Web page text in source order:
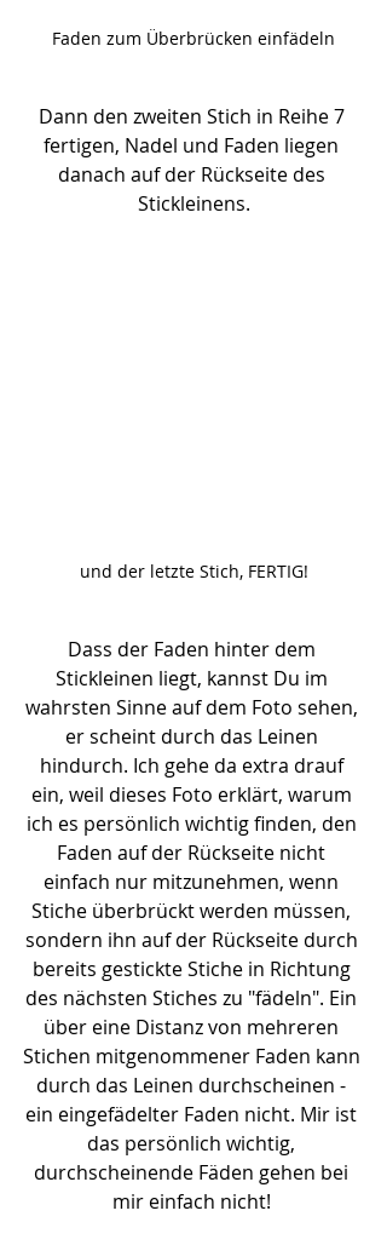
Faden zum Überbrücken einfädeln
Dann den zweiten Stich in Reihe 7
fertigen, Nadel und Faden liegen
danach auf der Rückseite des
Stickleinens.
und der letzte Stich, FERTIG!
Dass der Faden hinter dem
Stickleinen liegt, kannst Du im
wahrsten Sinne auf dem Foto sehen,
er scheint durch das Leinen
hindurch. Ich gehe da extra drauf
ein, weil dieses Foto erklärt, warum
ich es persönlich wichtig finden, den
Faden auf der Rückseite nicht
einfach nur mitzunehmen, wenn
Stiche überbrückt werden müssen,
sondern ihn auf der Rückseite durch
bereits gestickte Stiche in Richtung
des nächsten Stiches zu "fädeln". Ein
über eine Distanz von mehreren
Stichen mitgenommener Faden kann
durch das Leinen durchscheinen -
ein eingefädelter Faden nicht. Mir ist
das persönlich wichtig,
durchscheinende Fäden gehen bei
mir einfach nicht!